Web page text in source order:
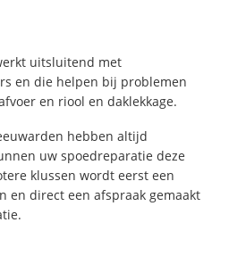
uitsluitend met
en die helpen bij problemen
en riool en daklekkage.
hebben altijd
uw spoedreparatie deze
klussen wordt eerst een
en direct een afspraak gemaakt